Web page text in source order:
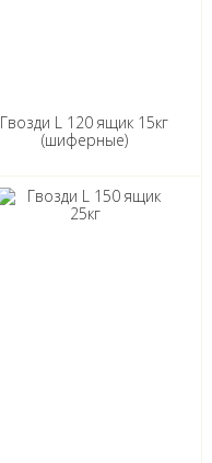
Гвозди L 120 ящик 15кг
(шиферные)